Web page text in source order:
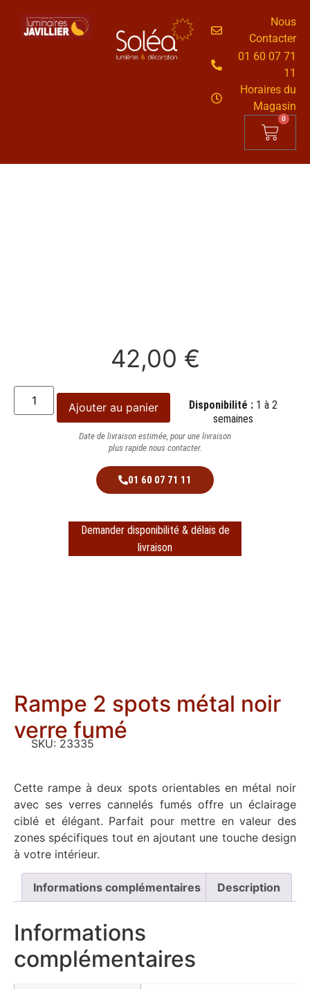
Nous
Contacter
01 60 07 71
11
Horaires du
Magasin
0
42,00 €
Ajouter au panier Disponibilité : 1 à 2
semaines
Date de livraison estimée, pour une livraison
plus rapide nous contacter.
01 60 07 71 11
Demander disponibilité & délais de
livraison
Rampe 2 spots métal noir
verre fumé
SKU: 23335
Cette rampe à deux spots orientables en métal noir
avec ses verres cannelés fumés offre un éclairage
ciblé et élégant. Parfait pour mettre en valeur des
zones spécifiques tout en ajoutant une touche design
à votre intérieur.
Informations complémentaires Description
Informations
complémentaires